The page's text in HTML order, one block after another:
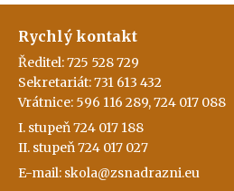
Rychlý kontakt
Ředitel: 725 528 729
Sekretariát: 731 613 432
Vrátnice: 596 116 289, 724 017 088
I. stupeň 724 017 188
II. stupeň 724 017 027
E-mail: skola@zsnadrazni.eu